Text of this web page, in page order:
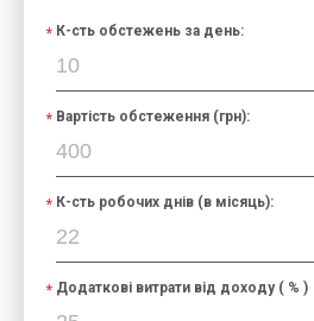
К-сть обстежень за день:
Вартість обстеження (грн):
К-сть робочих днів (в місяць):
Додаткові витрати від доходу ( % )